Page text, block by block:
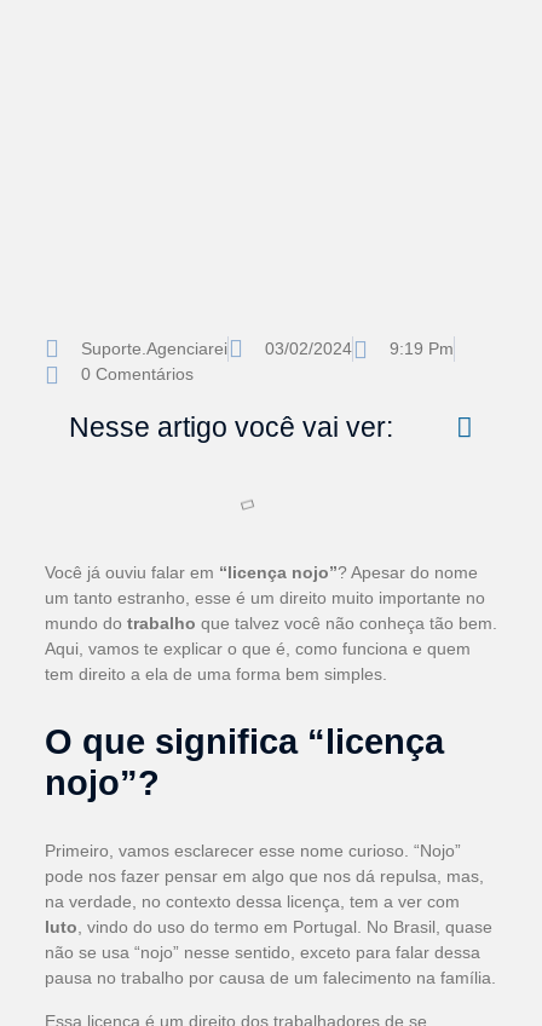
Suporte.agenciarei 03/02/2024
9:19 Pm
0 Comentários
Nesse artigo você vai ver:
Você já ouviu falar em “licença nojo”? Apesar do nome
um tanto estranho, esse é um direito muito importante no
mundo do trabalho que talvez você não conheça tão bem.
Aqui, vamos te explicar o que é, como funciona e quem
tem direito a ela de uma forma bem simples.
O que significa “licença
nojo”?
Primeiro, vamos esclarecer esse nome curioso. “Nojo”
pode nos fazer pensar em algo que nos dá repulsa, mas,
na verdade, no contexto dessa licença, tem a ver com
luto , vindo do uso do termo em Portugal. No Brasil, quase
não se usa “nojo” nesse sentido, exceto para falar dessa
pausa no trabalho por causa de um falecimento na família.
Essa licença é um direito dos trabalhadores de se